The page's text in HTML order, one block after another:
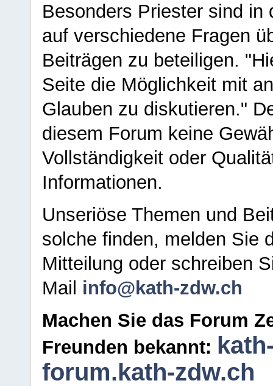
Besonders Priester sind in
auf verschiedene Fragen
Beiträgen zu beteiligen.
Seite die Möglichkeit mit
Glauben zu diskutieren."
diesem Forum keine
Vollständigkeit oder
Informationen.
Unseriöse Themen und
solche finden, melden Sie
Mitteilung oder schreiben
Mail info@kath-zdw.ch
Machen Sie das Forum
Freunden bekannt:
forum.kath-zdw.ch